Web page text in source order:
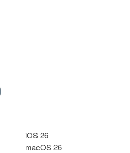
iOS 26
macOS 26